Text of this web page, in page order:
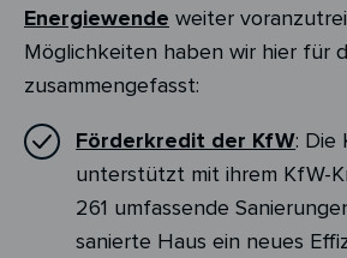
Energiewende weiter
Möglichkeiten haben wir hier für
zusammengefasst:
Förderkredit der KfW: Die
unterstützt mit ihrem KfW-
261 umfassende
sanierte Haus ein neues